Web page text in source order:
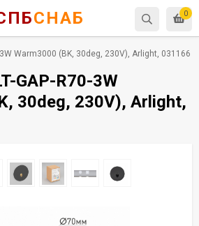
0
СНАБ
3W Warm3000 (BK, 30deg, 230V), Arlight, 031166
GAP-R70-3W
30deg, 230V), Arlight,